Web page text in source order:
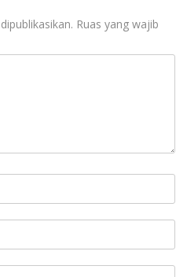
Ruas yang wajib